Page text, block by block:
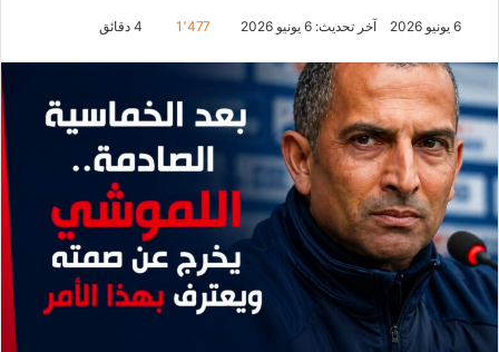
6 يونيو 2026 آخر تحديث: 6 يونيو 2026 1٬477